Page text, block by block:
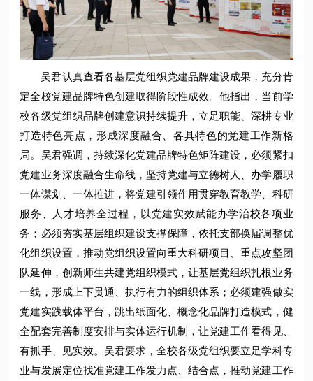
吴君认真查看各基层党组织党建品牌建设成果，充分肯
定全校党建品牌特色创建取得阶段性成效。他指出，当前学
校各级党组织品牌创建意识持续提升，立足职能、深耕专业
打造特色亮点，形成深度融合、各具特色的党建工作新格
局。吴君强调，持续深化党建品牌特色矩阵建设，必须紧扣
党建业务深度融合生命线，坚持党建与立德树人、办学履职
一体谋划、一体推进，将党建引领作用贯穿教育教学、科研
服务、人才培养全过程，以党建实效赋能办学治校各项业
务；必须夯实基层组织建设支撑保障，依托支部换届调整优
化组织设置，推动党组织设置向重大科研项目、重点攻坚团
队延伸，创新师生共建党组织模式，让基层党组织扎根业务
一线，形成上下贯通、执行有力的组织体系；必须建强做实
党建实践载体平台，跳出纸面化、概念化品牌打造模式，健
全配套完善制度安排与实体运行机制，让党建工作看得见、
有抓手、见实效。吴君要求，全校各级党组织要立足学科专
业与发展定位找准党建工作发力点、结合点，推动党建工作